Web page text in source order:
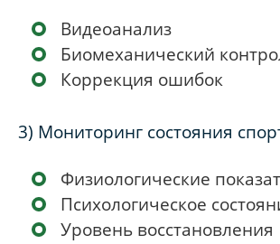
Видеоанализ
Биомеханический
Коррекция ошибок
3) Мониторинг состояния
Физиологические
Психологическое
Уровень восстановления